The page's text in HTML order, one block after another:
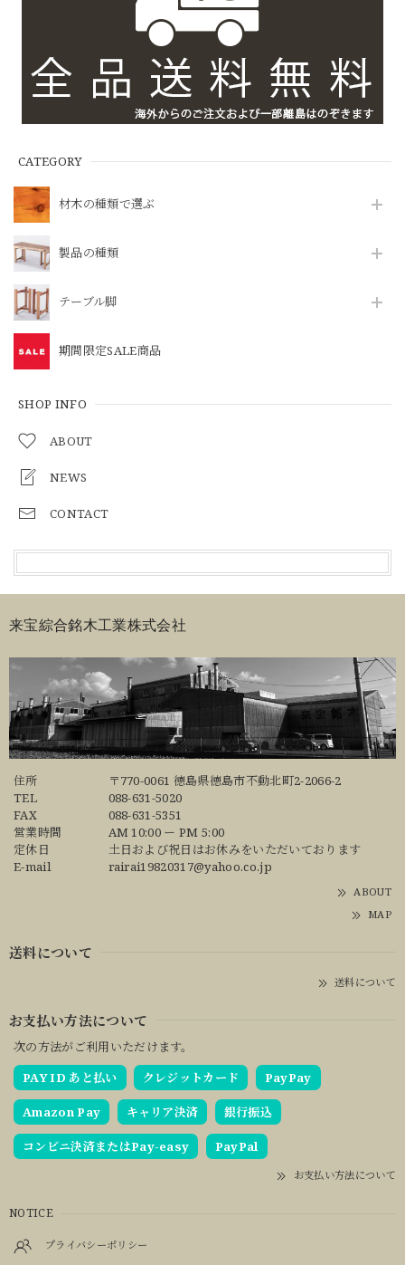
CATEGORY
材木の種類で選ぶ
製品の種類
テーブル脚
期間限定SALE商品
SHOP INFO
ABOUT
NEWS
CONTACT
来宝綜合銘木工業株式会社
住所
〒770-0061 徳島県徳島市不動北町2-2066-2
TEL
088-631-5020
FAX
088-631-5351
営業時間
AM 10:00 ー PM 5:00
定休日
土日および祝日はお休みをいただいております
E-mail
rairai19820317@yahoo.co.jp
ABOUT
MAP
送料について
送料について
お支払い方法について
次の方法がご利用いただけます。
PAY ID あと払い
クレジットカード PayPay
Amazon Pay キャリア決済 銀行振込
コンビニ決済またはPay-easy PayPal
お支払い方法について
NOTICE
プライバシーポリシー